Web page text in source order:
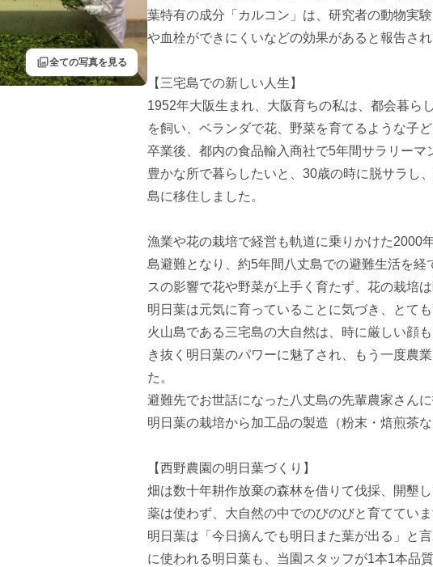
filter全ての写真を見る
葉特有の成分「カルコン」は、研究者の動物実
や血栓ができにくいなどの効果があると報告され
【三宅島での新しい人生】
1952年大阪生まれ、大阪育ちの私は、都会暮ら
を飼い、ベランダで花、野菜を育てるような子
卒業後、都内の食品輸入商社で5年間サラリーマ
豊かな所で暮らしたいと、30歳の時に脱サラし
島に移住しました。
漁業や花の栽培で経営も軌道に乗りかけた2000
島避難となり、約5年間八丈島での避難生活を
スの影響で花や野菜が上手く育たず、花の栽培
明日葉は元気に育っていることに気づき、とても
火山島である三宅島の大自然は、時に厳しい顔
き抜く明日葉のパワーに魅了され、もう一度農
た。
避難先でお世話になった八丈島の先輩農家さん
明日葉の栽培から加工品の製造（粉末・焙煎茶な
【西野農園の明日葉づくり】
畑は数十年耕作放棄の森林を借りて伐採、開墾
薬は使わず、大自然の中でのびのびと育てていま
明日葉は「今日摘んでも明日また葉が出る」と
に使われる明日葉も、当園スタッフが1本1本品